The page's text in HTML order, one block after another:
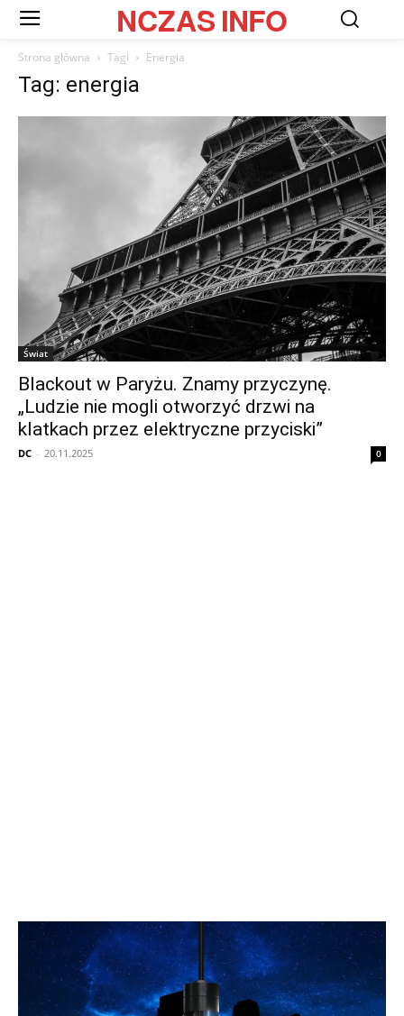
NCZASINFO
Strona główna Tagi Energia
Tag: energia
Świat
Blackout w Paryżu. Znamy przyczynę.
„Ludzie nie mogli otworzyć drzwi na
klatkach przez elektryczne przyciski”
DC - 20.11.2025 0